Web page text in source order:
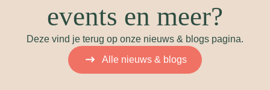
events en meer?
Deze vind je terug op onze nieuws & blogs pagina.
Alle nieuws & blogs